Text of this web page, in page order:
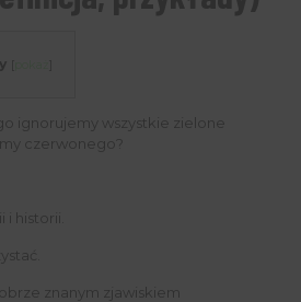
ignorujemy wszystkie zielone
czerwonego?
historii.
znanym zjawiskiem